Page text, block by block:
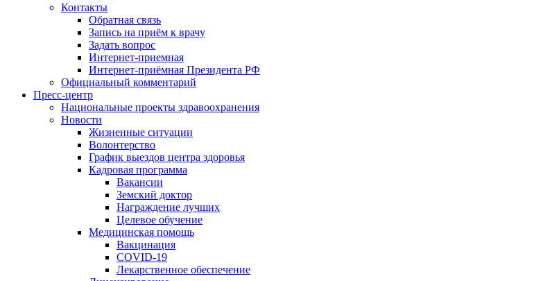
Контакты
Обратная связь
Запись на приём к врачу
Задать вопрос
Интернет-приемная
Интернет-приёмная Президента РФ
Официальный комментарий
Пресс-центр
Национальные проекты здравоохранения
Новости
Жизненные ситуации
Волонтерство
График выездов центра здоровья
Кадровая программа
Вакансии
Земский доктор
Награждение лучших
Целевое обучение
Медицинская помощь
Вакцинация
COVID-19
Лекарственное обеспечение